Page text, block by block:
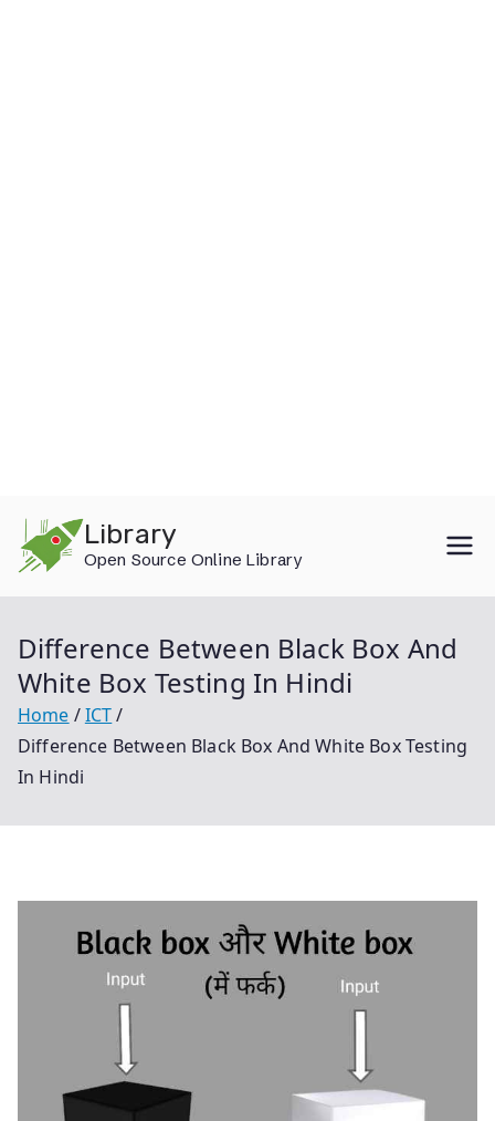
content
Library
Open Source Online Library
Difference Between Black Box And
White Box Testing In Hindi
Home
ICT
Difference Between Black Box And White Box Testing
In Hindi